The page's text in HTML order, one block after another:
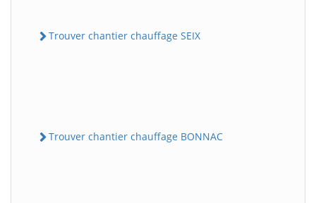
Trouver chantier chauffage SEIX
Trouver chantier chauffage BONNAC